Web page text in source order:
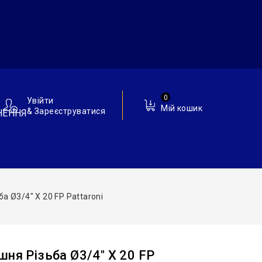
Мій кошик
0
Увійти
& Зареєструватися
Ø3/4″ X 20 FP Pattaroni
Різьба Ø3/4″ X 20 FP